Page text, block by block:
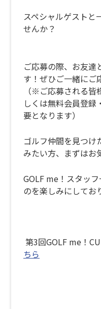
スペシャルゲストと
せんか？
ご応募の際、お友達
す！ぜひご一緒にご
（※ご応募される皆
しくは無料会員登
要となります）
ゴルフ仲間を見つけ
みたい方、まずはお
GOLF me！スタッ
のを楽しみにしてお
第3回GOLF me！
ちら